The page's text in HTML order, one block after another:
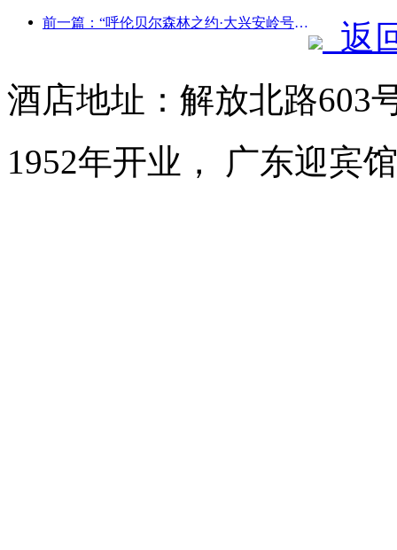
前一篇：“呼伦贝尔森林之约·大兴安岭号--星光列车·天翼之旅”旅游专列首发
返
酒店地址：解放北路603
1952年开业， 广东迎